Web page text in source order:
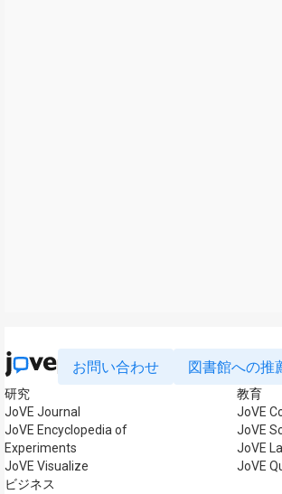
お問い合わせ 図書館への推
研究
JoVE Journal
JoVE Encyclopedia of
Experiments
JoVE Visualize
ビジネス
教育
JoVE
JoVE
JoVE
JoVE